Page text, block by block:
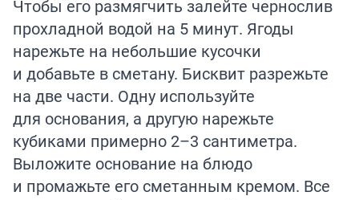
Чтобы его размягчить залейте чернослив
прохладной водой на 5 минут. Ягоды
нарежьте на небольшие кусочки
и добавьте в сметану. Бисквит разрежьте
на две части. Одну используйте
для основания, а другую нарежьте
кубиками примерно 2–3 сантиметра.
Выложите основание на блюдо
и промажьте его сметанным кремом. Все